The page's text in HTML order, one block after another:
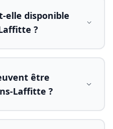
elle disponible
?
être
Laffitte ?